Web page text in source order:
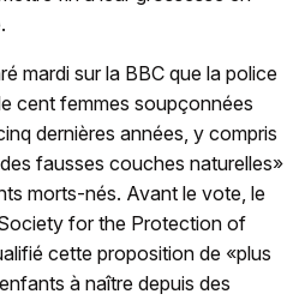
mardi sur la BBC que la police
cent femmes soupçonnées
dernières années, y compris
fausses couches naturelles»
morts-nés. Avant le vote, le
for the Protection of
cette proposition de «plus
à naître depuis des